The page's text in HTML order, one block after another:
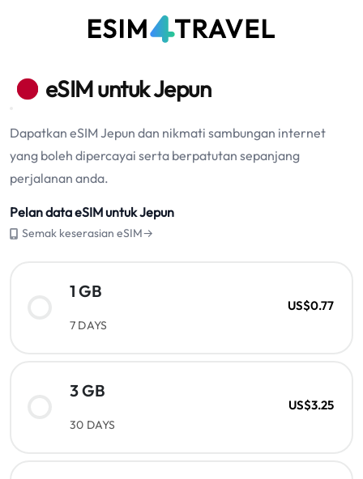
eSIM untuk Jepun
Dapatkan eSIM Jepun dan nikmati sambungan internet
yang boleh dipercayai serta berpatutan sepanjang
perjalanan anda.
Pelan data eSIM untuk Jepun
Semak keserasian eSIM→
1 GB
7 DAYS
US$0.77
3 GB
30 DAYS
US$3.25